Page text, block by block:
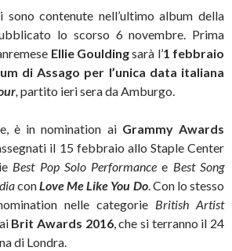
sono contenute nell’ultimo album della
lo scorso 6 novembre. Prima
Ellie Gouldingsarà l’1 febbraio
di Assago per l’unica data italiana
partito ieri sera da Amburgo.
è in nomination ai Grammy Awards
il 15 febbraio allo Staple Center
Best Pop Solo Performance e Best Song
conLove Me Like You Do. Con lo stesso
nelle categorie British Artist
ai Brit Awards 2016, che si terranno il 24
di Londra.